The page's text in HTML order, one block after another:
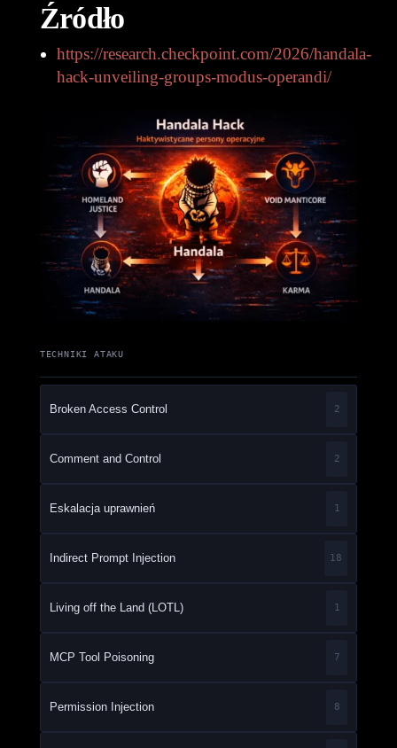
Źródło
https://research.checkpoint.com/2026/handala-
hack-unveiling-groups-modus-operandi/
TECHNIKI ATAKU
Broken Access Control 2
Comment and Control 2
Eskalacja uprawnień 1
Indirect Prompt Injection 18
Living off the Land (LOTL) 1
MCP Tool Poisoning 7
Permission Injection 8